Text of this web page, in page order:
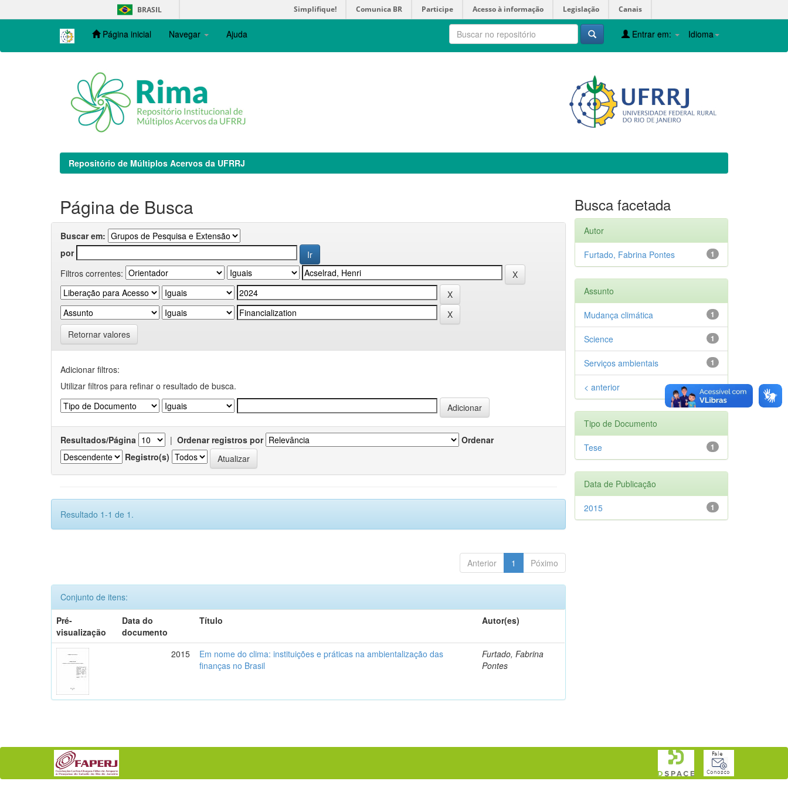
navigation
BRASIL Simplifique! Comunica BR Participe Acesso à informação Legislação Canais
Página inicial Navegar Ajuda Idioma
Entrar em:
Repositório de Múltiplos Acervos da UFRRJ
Página de Busca
Buscar em:
por
Filtros correntes:
Retornar valores
Adicionar filtros:
Utilizar filtros para refinar o resultado de busca.
Resultados/Página | Ordenar registros por
Ordenar
Registro(s)
Resultado 1-1 de 1.
Anterior 1 Póximo
Conjunto de itens:
Pré-
visualização
Data do
documento
Título Autor(es)
2015
Em nome do clima: instituições e práticas na ambientalização das
finanças no Brasil
Furtado, Fabrina
Pontes
Busca facetada
Autor
1
Furtado, Fabrina Pontes
Assunto
1
Mudança climática
1
Science
1
Serviços ambientais
< anterior
Tipo de Documento
1
Tese
Data de Publicação
1
2015